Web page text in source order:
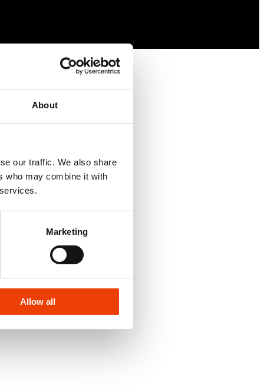
About
our traffic. We also share
who may combine it with
Marketing
Allow all